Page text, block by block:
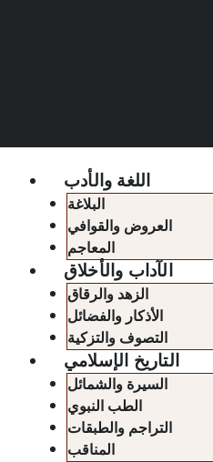
اللغة والأدب
البلاغة
العروض والقوافي
المعاجم
الآداب والأخلاق
الزهد والرقاق
الأذكار والفضائل
التصوف والتزكية
التاريخ الإسلامي
السيرة والشمائل
الطب النبوي
التراجم والطبقات
المناقب